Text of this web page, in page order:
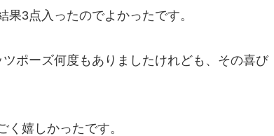
果3点入ったのでよかったです。
ポーズ何度もありましたけれども、その喜び
く嬉しかったです。